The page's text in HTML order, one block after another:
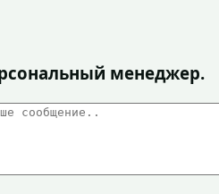
менеджер.